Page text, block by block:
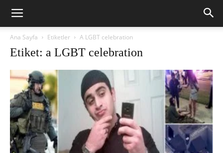
Ana Sayfa Etiketler A LGBT celebration
Etiket: a LGBT celebration